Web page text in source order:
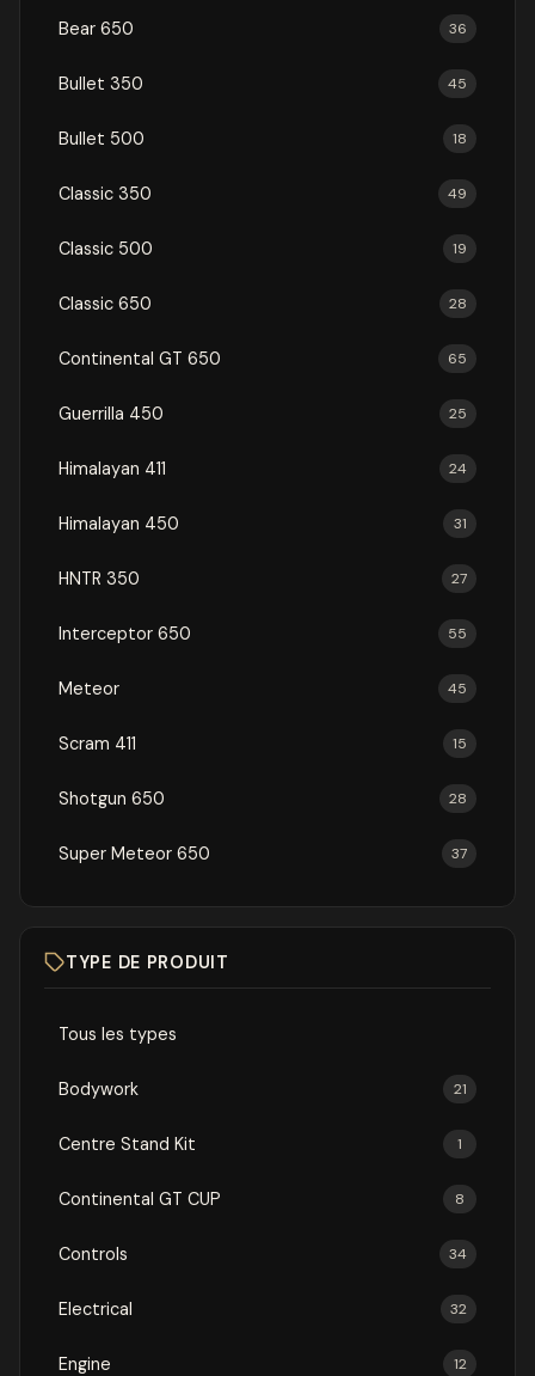
Bear 650 36
Bullet 350 45
Bullet 500 18
Classic 350 49
Classic 500 19
Classic 650 28
Continental GT 650 65
Guerrilla 450 25
Himalayan 411 24
Himalayan 450 31
HNTR 350 27
Interceptor 650 55
Meteor 45
Scram 411 15
Shotgun 650 28
Super Meteor 650 37
TYPE DE PRODUIT
Tous les types
Bodywork 21
Centre Stand Kit 1
Continental GT CUP 8
Controls 34
Electrical 32
Engine 12